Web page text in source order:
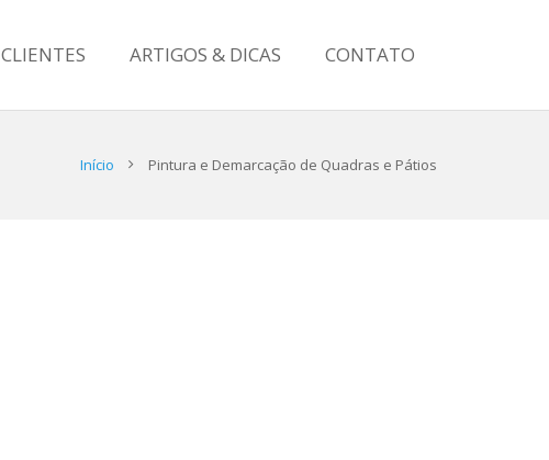
CLIENTES ARTIGOS & DICAS CONTATO
Início Pintura e Demarcação de Quadras e Pátios